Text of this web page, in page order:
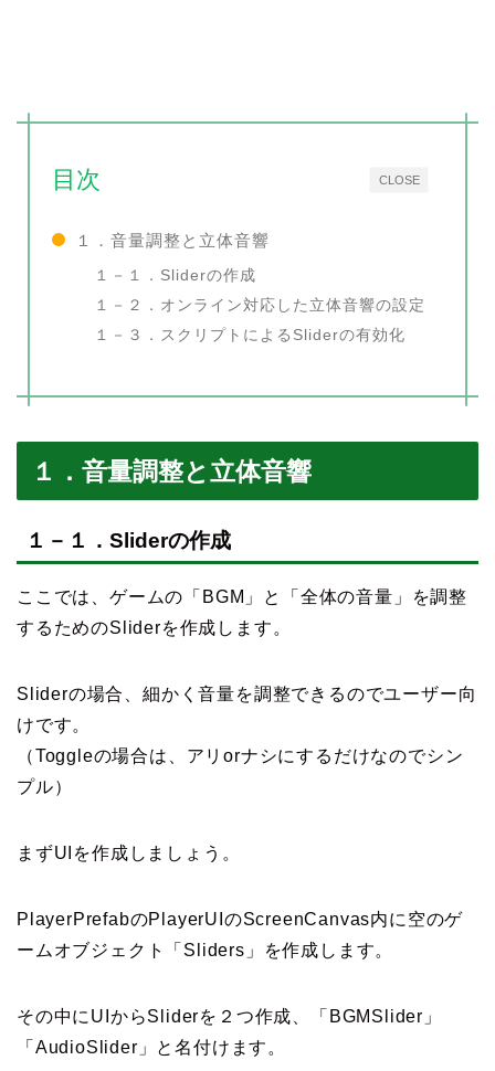
CLOSE
目次
１．音量調整と立体音響
１－１．Sliderの作成
１－２．オンライン対応した立体音響の設定
１－３．スクリプトによるSliderの有効化
１．音量調整と立体音響
１－１．Sliderの作成
ここでは、ゲームの「BGM」と「全体の音量」を調整
するためのSliderを作成します。
Sliderの場合、細かく音量を調整できるのでユーザー向
けです。
（Toggleの場合は、アリorナシにするだけなのでシン
プル）
まずUIを作成しましょう。
PlayerPrefabのPlayerUIのScreenCanvas内に空のゲ
ームオブジェクト「Sliders」を作成します。
その中にUIからSliderを２つ作成、「BGMSlider」
「AudioSlider」と名付けます。